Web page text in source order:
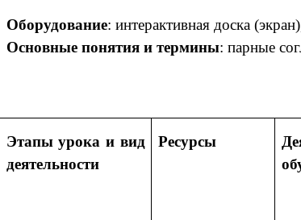
Оборудование: интерактивная доска
Основные понятия и термины: парные
Этапы урока и вид
деятельности
Ресурсы